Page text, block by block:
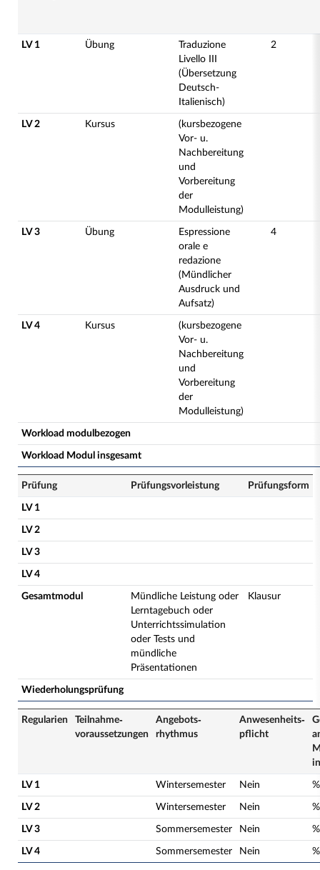
LV 1 Übung
Traduzione
Livello III
(Übersetzung
Deutsch-
Italienisch)
2
LV 2 Kursus
(kursbezogene
Vor- u.
Nachbereitung
und
Vorbereitung
der
Modulleistung)
LV 3 Übung
Espressione
orale e
redazione
(Mündlicher
Ausdruck und
Aufsatz)
4
LV 4 Kursus
(kursbezogene
Vor- u.
Nachbereitung
und
Vorbereitung
der
Modulleistung)
Workload modulbezogen
Workload Modul insgesamt
Prüfung Prüfungsvorleistung Prüfungsform
LV 1
LV 2
LV 3
LV 4
Gesamtmodul
Mündliche Leistung oder
Lerntagebuch oder
Unterrichtssimulation
oder Tests und
mündliche
Präsentationen
Klausur
Wiederholungsprüfung
Regularien
Teilnahme­
voraussetzungen
Angebots­
rhythmus
Anwesenheits­
pflicht
LV 1 Wintersemester Nein %
LV 2 Wintersemester Nein %
LV 3 Sommersemester Nein %
LV 4 Sommersemester Nein %